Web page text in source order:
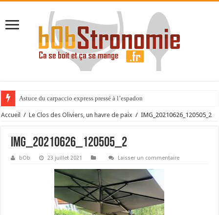
Astuce du carpaccio express pressé à l’espadon
Accueil / Le Clos des Oliviers, un havre de paix / IMG_20210626_120505_2
IMG_20210626_120505_2
bOb 23 juillet 2021 Laisser un commentaire